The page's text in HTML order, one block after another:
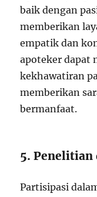
baik dengan
memberikan
empatik dan
apoteker dapat
kekhawatiran
memberikan
bermanfaat.
5. Penelitian
Partisipasi